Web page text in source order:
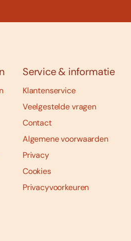
Service & informatie
Klantenservice
Veelgestelde vragen
Contact
Algemene voorwaarden
Privacy
Cookies
Privacyvoorkeuren